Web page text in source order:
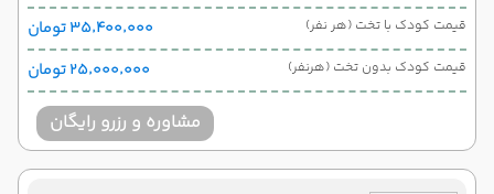
قیمت کودک با تخت (هر نفر) ۳۵٬۴۰۰٬۰۰۰ تومان
قیمت کودک بدون تخت (هرنفر) ۲۵٬۰۰۰٬۰۰۰ تومان
مشاوره و رزرو رایگان